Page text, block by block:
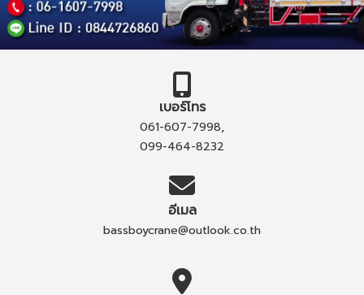
เบอร์โทร
061-607-7998,
099-464-8232
อีเมล
bassboycrane@outlook.co.th